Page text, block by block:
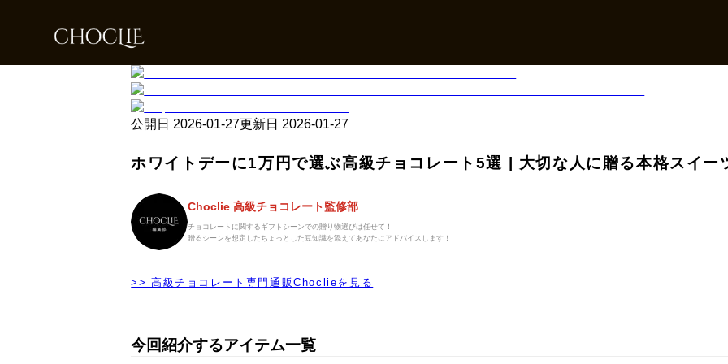
公開日 2026-01-27更新日 2026-01-27
ホワイトデーに1万円で選ぶ高級チョコレート5選 | 大切な人に贈る本格スイー
Choclie 高級チョコレート監修部
チョコレートに関するギフトシーンでの贈り物選びは任せて！
贈るシーンを想定したちょっとした豆知識を添えてあなたにアドバイスします！
>> 高級チョコレート専門通販Choclieを見る
今回紹介するアイテム一覧